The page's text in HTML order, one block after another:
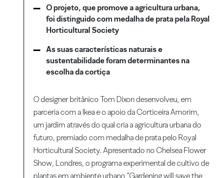
O projeto, que promove a agricultura urbana,
foi distinguido com medalha de prata pela Royal
Horticultural Society
As suas características naturais e
sustentabilidade foram determinantes na
escolha da cortiça
O designer britânico Tom Dixon desenvolveu, em
parceria com a Ikea e o apoio da Corticeira Amorim,
um jardim através do qual cria a agricultura urbana do
futuro, premiado com medalha de prata pelo Royal
Horticultural Society. Apresentado no Chelsea Flower
Show, Londres, o programa experimental de cultivo de
plantas em ambiente urbano “Gardening will save the